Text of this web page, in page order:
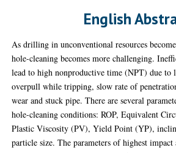
English
As drilling in unconventional resources
hole-cleaning becomes more challenging.
lead to high nonproductive time (NPT) due to
overpull while tripping, slow rate of
wear and stuck pipe. There are several
hole-cleaning conditions: ROP, Equivalent
Plastic Viscosity (PV), Yield Point (YP),
particle size. The parameters of highest